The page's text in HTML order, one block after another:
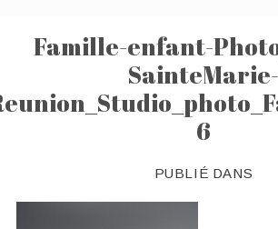
Famille-enfant-
SainteMarie-
6
PUBLIÉ DANS